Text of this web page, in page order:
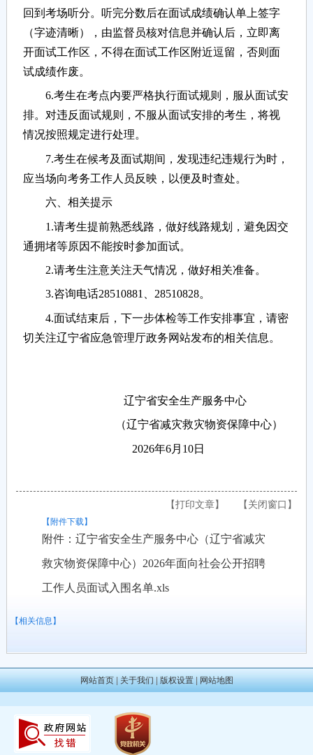
回到考场听分。听完分数后在面试成绩确认单上签字
（字迹清晰），由监督员核对信息并确认后，立即离
开面试工作区，不得在面试工作区附近逗留，否则面
试成绩作废。
6.考生在考点内要严格执行面试规则，服从面试安
排。对违反面试规则，不服从面试安排的考生，将视
情况按照规定进行处理。
7.考生在候考及面试期间，发现违纪违规行为时，
应当场向考务工作人员反映，以便及时查处。
六、相关提示
1.请考生提前熟悉线路，做好线路规划，避免因交
通拥堵等原因不能按时参加面试。
2.请考生注意关注天气情况，做好相关准备。
3.咨询电话28510881、28510828。
4.面试结束后，下一步体检等工作安排事宜，请密
切关注辽宁省应急管理厅政务网站发布的相关信息。
辽宁省安全生产服务中心
（辽宁省减灾救灾物资保障中心）
2026年6月10日
【关闭窗口】
【打印文章】
【附件下载】
附件：辽宁省安全生产服务中心（辽宁省减灾
救灾物资保障中心）2026年面向社会公开招聘
工作人员面试入围名单.xls
【相关信息】
网站首页|关于我们|版权设置|网站地图